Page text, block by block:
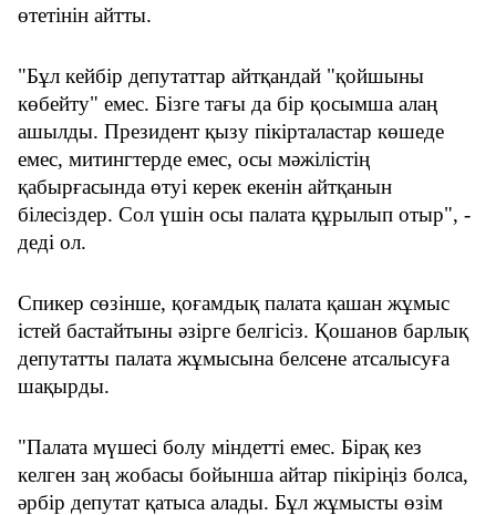
өтетінін айтты.
"Бұл кейбір депутаттар айтқандай "қойшыны
көбейту" емес. Бізге тағы да бір қосымша алаң
ашылды. Президент қызу пікірталастар көшеде
емес, митингтерде емес, осы мәжілістің
қабырғасында өтуі керек екенін айтқанын
білесіздер. Сол үшін осы палата құрылып отыр", -
деді ол.
Спикер сөзінше, қоғамдық палата қашан жұмыс
істей бастайтыны әзірге белгісіз. Қошанов барлық
депутатты палата жұмысына белсене атсалысуға
шақырды.
"Палата мүшесі болу міндетті емес. Бірақ кез
келген заң жобасы бойынша айтар пікіріңіз болса,
әрбір депутат қатыса алады. Бұл жұмысты өзім